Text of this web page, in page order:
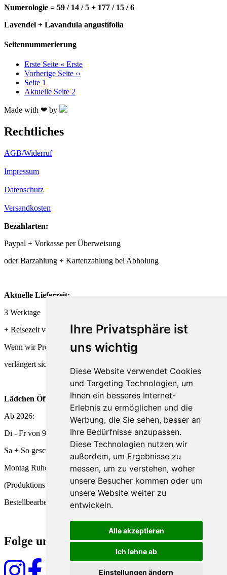
Ihre Privatsphäre ist
uns wichtig
Diese Website verwendet Cookies
und Targeting Technologien, um
Ihnen ein besseres Internet-
Erlebnis zu ermöglichen und die
Werbung, die Sie sehen, besser an
Ihre Bedürfnisse anzupassen.
Diese Technologien nutzen wir
außerdem, um Ergebnisse zu
messen, um zu verstehen, woher
unsere Besucher kommen oder um
unsere Website weiter zu
entwickeln.
Alle akzeptieren
Ich lehne ab
Einstellungen ändern
Numerologie = 59 / 14 / 5 + 177 / 15 / 6
Lavendel + Lavandula angustifolia
Seitennummerierung
Erste Seite « Erste
Vorherige Seite ‹‹
Seite 1
Aktuelle Seite 2
Made with ❤ by
Rechtliches
AGB/Widerruf
Impressum
Datenschutz
Versandkosten
Bezahlarten:
Paypal + Vorkasse per Überweisung
oder Barzahlung + Kartenzahlung bei Abholung
Aktuelle Lieferzeit:
3 Werktage
+ Reisezeit von DHL + Deutsche Post
Wenn wir Produkte frisch für Dich herstellen,
verlängert sich die Lieferzeit entsprechend.
Lädchen Öffnungszeiten
Ab 2026:
Di - Fr von 9 - 18 Uhr
Sa + So geschlossen
Montag Ruhetag
(Produktionstag und
Bestellbearbeitung)
Folge uns